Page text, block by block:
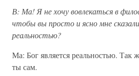
В: Ма! Я не хочу вовлекаться в
чтобы вы просто и ясно мне
реальностью?
Ма: Бог является реальностью. Так
ты сам.